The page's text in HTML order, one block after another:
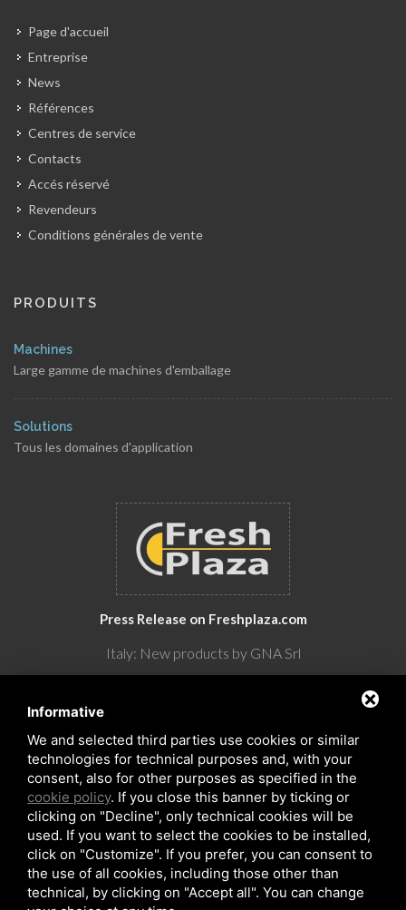
Page d'accueil
Entreprise
News
Références
Centres de service
Contacts
Accés réservé
Revendeurs
Conditions générales de vente
PRODUITS
Machines
Large gamme de machines d'emballage
Solutions
Tous les domaines d'application
Press Release on Freshplaza.com
Italy: New products by GNA Srl
Copyrights © 2026 All Rights Reserved by GNA Srl
Sitemap /Privacy Policy/ Rna trasparenza aiuti
Informative
We and selected third parties use cookies or similar
technologies for technical purposes and, with your
consent, also for other purposes as specified in the
cookie policy. If you close this banner by ticking or
clicking on "Decline", only technical cookies will be
used. If you want to select the cookies to be installed,
click on "Customize". If you prefer, you can consent to
the use of all cookies, including those other than
technical, by clicking on "Accept all". You can change